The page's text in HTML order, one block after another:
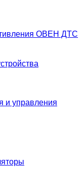
ОВЕН ДТС
и управления